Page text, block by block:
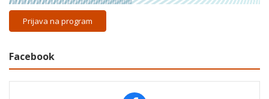
Prijava na program
Facebook